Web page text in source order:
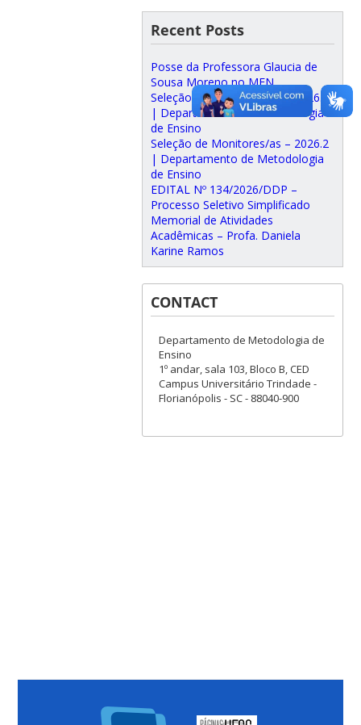
Recent Posts
Posse da Professora Glaucia de
Sousa Moreno no MEN
Seleção de Monitores/as – 2026.2
| Departamento de Metodologia
de Ensino
Seleção de Monitores/as – 2026.2
| Departamento de Metodologia
de Ensino
EDITAL Nº 134/2026/DDP –
Processo Seletivo Simplificado
Memorial de Atividades
Acadêmicas – Profa. Daniela
Karine Ramos
CONTACT
Departamento de Metodologia de
Ensino
1º andar, sala 103, Bloco B, CED
Campus Universitário Trindade -
Florianópolis - SC - 88040-900